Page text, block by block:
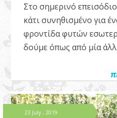
Στο σημερινό
κάτι συνηθισμένο για
φροντίδα φυτών
δούμε όπως από μία
23 July , 2019